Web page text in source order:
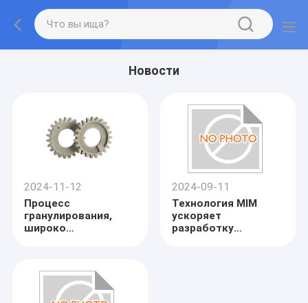
Новости
2024-11-12
Процесс
гранулирования,
широко
приготовлении ее
сплавов
2024-09-11
Технология MIM
ускоряет
разработку